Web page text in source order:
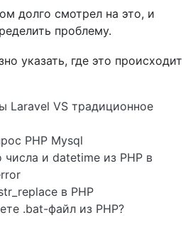
долго смотрел на это, и
проблему.
указать, где это происходит
Laravel VS традиционное
PHP Mysql
числа и datetime из PHP в
в PHP
.bat-файл из PHP?